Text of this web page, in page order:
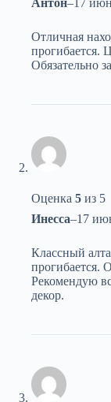
Антон–17
Отличная
прогибается.
Обязательно
Оценка 5 из 5
Инесса–17
Классный
прогибается.
Рекомендую
декор.